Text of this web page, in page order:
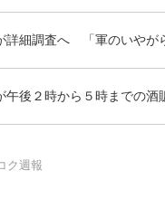
細調査へ 「軍のいやが
午後２時から５時までの
ク週報